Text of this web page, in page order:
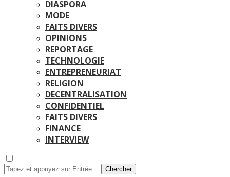
DIASPORA
MODE
FAITS DIVERS
OPINIONS
REPORTAGE
TECHNOLOGIE
ENTREPRENEURIAT
RELIGION
DECENTRALISATION
CONFIDENTIEL
FAITS DIVERS
FINANCE
INTERVIEW
Chercher